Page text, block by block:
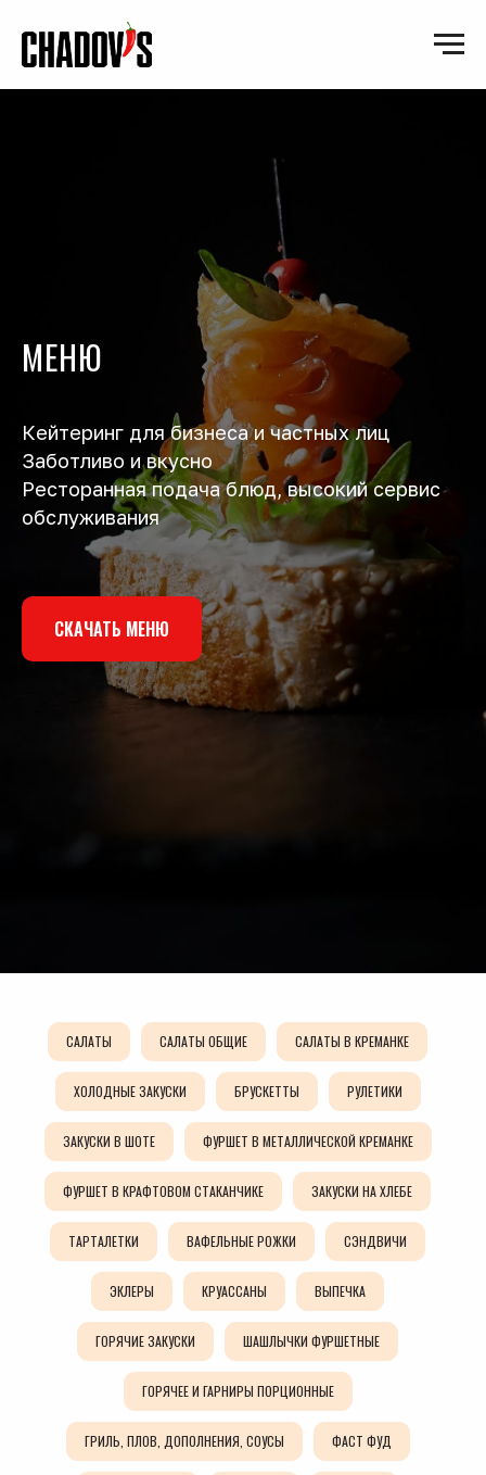
МЕНЮ
Кейтеринг для бизнеса и частных лиц
Заботливо и вкусно
Ресторанная подача блюд, высокий сервис
обслуживания
СКАЧАТЬ МЕНЮ
САЛАТЫ САЛАТЫ ОБЩИЕ САЛАТЫ В КРЕМАНКЕ
ХОЛОДНЫЕ ЗАКУСКИ БРУСКЕТТЫ РУЛЕТИКИ
ЗАКУСКИ В ШОТЕ ФУРШЕТ В МЕТАЛЛИЧЕСКОЙ КРЕМАНКЕ
ФУРШЕТ В КРАФТОВОМ СТАКАНЧИКЕ ЗАКУСКИ НА ХЛЕБЕ
ТАРТАЛЕТКИ ВАФЕЛЬНЫЕ РОЖКИ СЭНДВИЧИ
ЭКЛЕРЫ КРУАССАНЫ ВЫПЕЧКА
ГОРЯЧИЕ ЗАКУСКИ ШАШЛЫЧКИ ФУРШЕТНЫЕ
ГОРЯЧЕЕ И ГАРНИРЫ ПОРЦИОННЫЕ
ГРИЛЬ, ПЛОВ, ДОПОЛНЕНИЯ, СОУСЫ ФАСТ ФУД